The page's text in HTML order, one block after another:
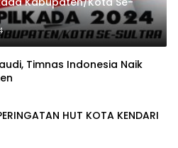
Timnas Indonesia Naik
HUT KOTA KENDARI